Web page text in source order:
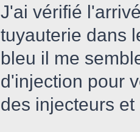
J'ai vérifié
tuyauterie dans
bleu il me
d'injection pour
des injecteurs